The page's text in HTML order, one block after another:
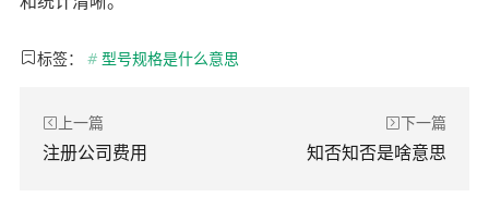
标签： # 型号规格是什么意思
上一篇
注册公司费用
下一篇
知否知否是啥意思